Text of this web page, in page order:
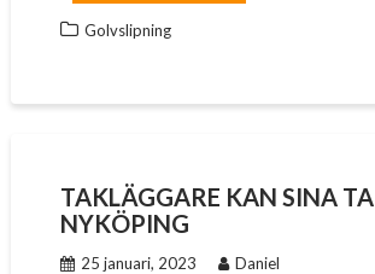
Golvslipning
TAKLÄGGARE KAN SINA
NYKÖPING
25 januari, 2023 Daniel